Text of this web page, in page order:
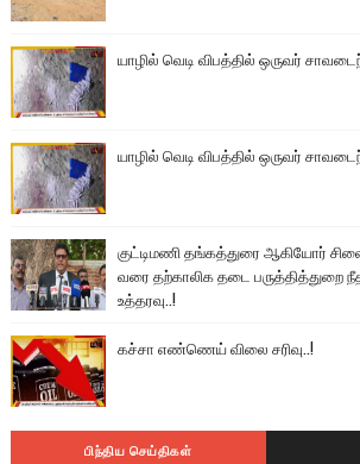
யாழில் வெடி விபத்தில் ஒருவர்
யாழில் வெடி விபத்தில் ஒருவர்
குட்டிமணி தங்கத்துரை ஆகியோர்
வரை தற்காலிக தடை பருத்தித்துறை
உத்தரவு..!
கச்சா எண்ணெய் விலை சரிவு..!
பிந்திய செய்திகள்